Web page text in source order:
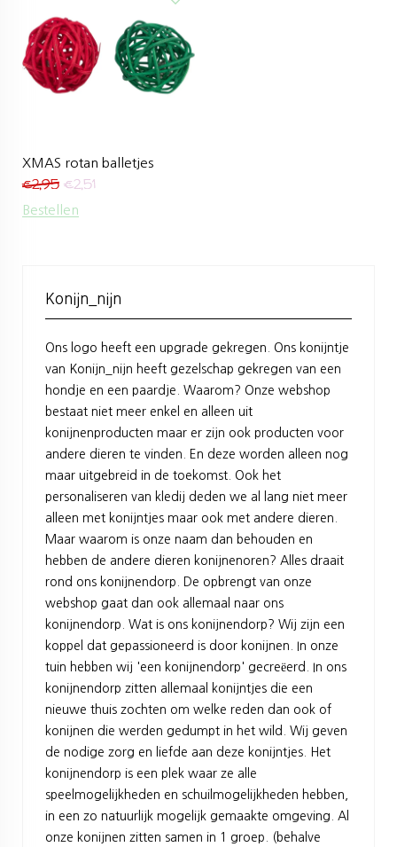
XMAS rotan balletjes
€2,95 €2,51
Bestellen
Konijn_nijn
Ons logo heeft een upgrade gekregen. Ons konijntje
van Konijn_nijn heeft gezelschap gekregen van een
hondje en een paardje. Waarom? Onze webshop
bestaat niet meer enkel en alleen uit
konijnenproducten maar er zijn ook producten voor
andere dieren te vinden. En deze worden alleen nog
maar uitgebreid in de toekomst. Ook het
personaliseren van kledij deden we al lang niet meer
alleen met konijntjes maar ook met andere dieren.
Maar waarom is onze naam dan behouden en
hebben de andere dieren konijnenoren? Alles draait
rond ons konijnendorp. De opbrengt van onze
webshop gaat dan ook allemaal naar ons
konijnendorp. Wat is ons konijnendorp? Wij zijn een
koppel dat gepassioneerd is door konijnen. In onze
tuin hebben wij 'een konijnendorp' gecreëerd. In ons
konijnendorp zitten allemaal konijntjes die een
nieuwe thuis zochten om welke reden dan ook of
konijnen die werden gedumpt in het wild. Wij geven
de nodige zorg en liefde aan deze konijntjes. Het
konijnendorp is een plek waar ze alle
speelmogelijkheden en schuilmogelijkheden hebben,
in een zo natuurlijk mogelijk gemaakte omgeving. Al
onze konijnen zitten samen in 1 groep. (behalve